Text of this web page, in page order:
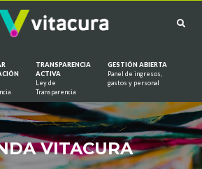
TRANSPARENCIA
ACTIVA
Ley de
Transparencia
GESTIÓN ABIERTA
Panel de ingresos,
gastos y personal
VITACURA